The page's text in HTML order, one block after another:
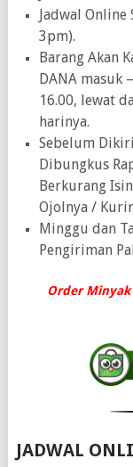
Jadwal Online
3pm).
Barang Akan
DANA masuk
16.00, lewat
harinya.
Sebelum
Dibungkus
Berkurang
Ojolnya /
Minggu dan
Pengiriman
Order
JADWAL